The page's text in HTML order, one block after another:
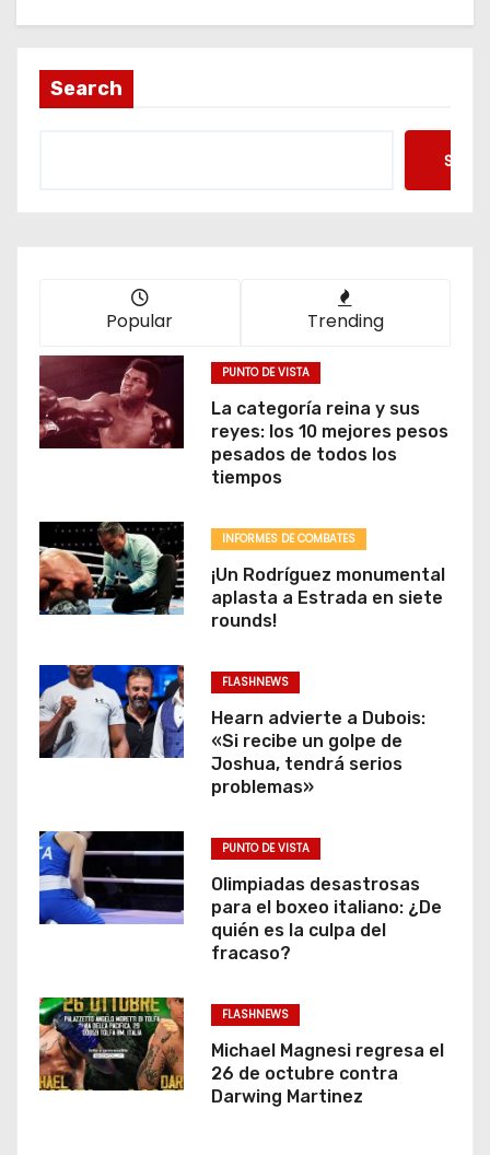
Search
Popular Trending
PUNTO DE VISTA
La categoría reina y sus
reyes: los 10 mejores pesos
pesados de todos los
tiempos
INFORMES DE COMBATES
¡Un Rodríguez monumental
aplasta a Estrada en siete
rounds!
FLASHNEWS
Hearn advierte a Dubois:
«Si recibe un golpe de
Joshua, tendrá serios
problemas»
PUNTO DE VISTA
Olimpiadas desastrosas
para el boxeo italiano: ¿De
quién es la culpa del
fracaso?
FLASHNEWS
Michael Magnesi regresa el
26 de octubre contra
Darwing Martinez